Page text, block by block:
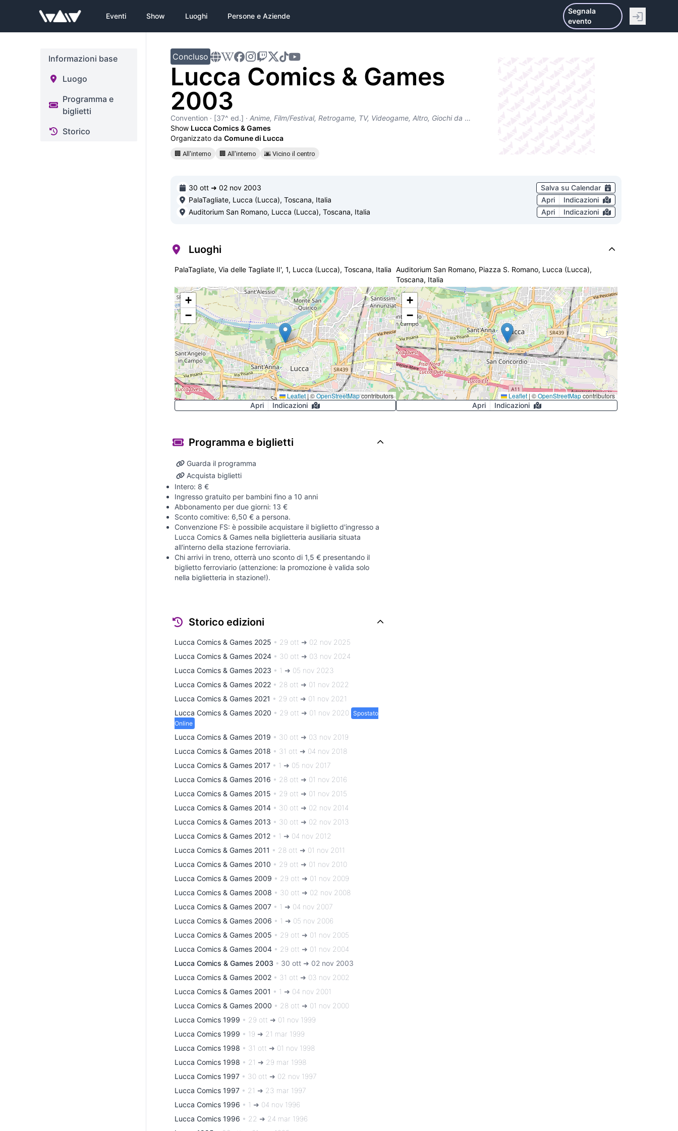
Eventi Show Luoghi Persone e Aziende
Segnala
evento
Informazioni base
Luogo
Programma e
biglietti
Storico
Concluso
Lucca Comics & Games
2003
Convention · [37^ ed.] · Anime, Film/Festival, Retrogame, TV, Videogame, Altro, Giochi da tavolo, Fumetti
Show Lucca Comics & Games
Organizzato da Comune di Lucca
🏢 All'interno 🏢 All'interno 🌆 Vicino il centro
30 ott ➜ 02 nov 2003
Salva su Calendar
PalaTagliate, Lucca (Lucca), Toscana, Italia
Apri
Indicazioni
Auditorium San Romano, Lucca (Lucca), Toscana, Italia
Apri Indicazioni
Luoghi
PalaTagliate, Via delle Tagliate II', 1, Lucca (Lucca), Toscana, Italia Auditorium San Romano, Piazza S. Romano, Lucca (Lucca),
Toscana, Italia
+
−
Leaflet|©OpenStreetMapcontributors
Apri
Indicazioni
+
−
Leaflet | ©OpenStreetMapcontributors
Apri
Indicazioni
Programma e biglietti
Guarda il programma
Acquista biglietti
Intero: 8 €
Ingresso gratuito per bambini fino a 10 anni
Abbonamento per due giorni: 13 €
Sconto comitive: 6,50 € a persona.
Convenzione FS: è possibile acquistare il biglietto d'ingresso a
Lucca Comics & Games nella biglietteria ausiliaria situata
all'interno della stazione ferroviaria.
Chi arrivi in treno, otterrà uno sconto di 1,5 € presentando il
biglietto ferroviario (attenzione: la promozione è valida solo
nella biglietteria in stazione!).
Storico edizioni
Lucca Comics & Games 2025 • 29 ott ➜ 02 nov 2025
Lucca Comics & Games 2024• 30 ott ➜ 03 nov 2024
Lucca Comics & Games 2023 • 1 ➜ 05 nov 2023
Lucca Comics & Games 2022• 28 ott ➜ 01 nov 2022
Lucca Comics & Games 2021 • 29 ott ➜ 01 nov 2021
Lucca Comics & Games 2020 • 29 ott ➜ 01 nov 2020
Spostato
Online
Lucca Comics & Games 2019 • 30 ott ➜ 03 nov 2019
Lucca Comics & Games 2018 • 31 ott ➜ 04 nov 2018
Lucca Comics & Games 2017• 1 ➜ 05 nov 2017
Lucca Comics & Games 2016 • 28 ott ➜ 01 nov 2016
Lucca Comics & Games 2015 • 29 ott ➜ 01 nov 2015
Lucca Comics & Games 2014• 30 ott ➜ 02 nov 2014
Lucca Comics & Games 2013 • 30 ott ➜ 02 nov 2013
Lucca Comics & Games 2012• 1 ➜ 04 nov 2012
Lucca Comics & Games 2011 • 28 ott ➜ 01 nov 2011
Lucca Comics & Games 2010 • 29 ott ➜ 01 nov 2010
Lucca Comics & Games 2009 • 29 ott ➜ 01 nov 2009
Lucca Comics & Games 2008 • 30 ott ➜ 02 nov 2008
Lucca Comics & Games 2007• 1 ➜ 04 nov 2007
Lucca Comics & Games 2006 • 1 ➜ 05 nov 2006
Lucca Comics & Games 2005 • 29 ott ➜ 01 nov 2005
Lucca Comics & Games 2004• 29 ott ➜ 01 nov 2004
Lucca Comics & Games 2003 • 30 ott ➜ 02 nov 2003
Lucca Comics & Games 2002• 31 ott ➜ 03 nov 2002
Lucca Comics & Games 2001 • 1 ➜ 04 nov 2001
Lucca Comics & Games 2000 • 28 ott ➜ 01 nov 2000
Lucca Comics 1999 • 29 ott ➜ 01 nov 1999
Lucca Comics 1999 • 19 ➜ 21 mar 1999
Lucca Comics 1998 • 31 ott ➜ 01 nov 1998
Lucca Comics 1998 • 21 ➜ 29 mar 1998
Lucca Comics 1997• 30 ott ➜ 02 nov 1997
Lucca Comics 1997• 21 ➜ 23 mar 1997
Lucca Comics 1996 • 1 ➜ 04 nov 1996
Lucca Comics 1996 • 22 ➜ 24 mar 1996